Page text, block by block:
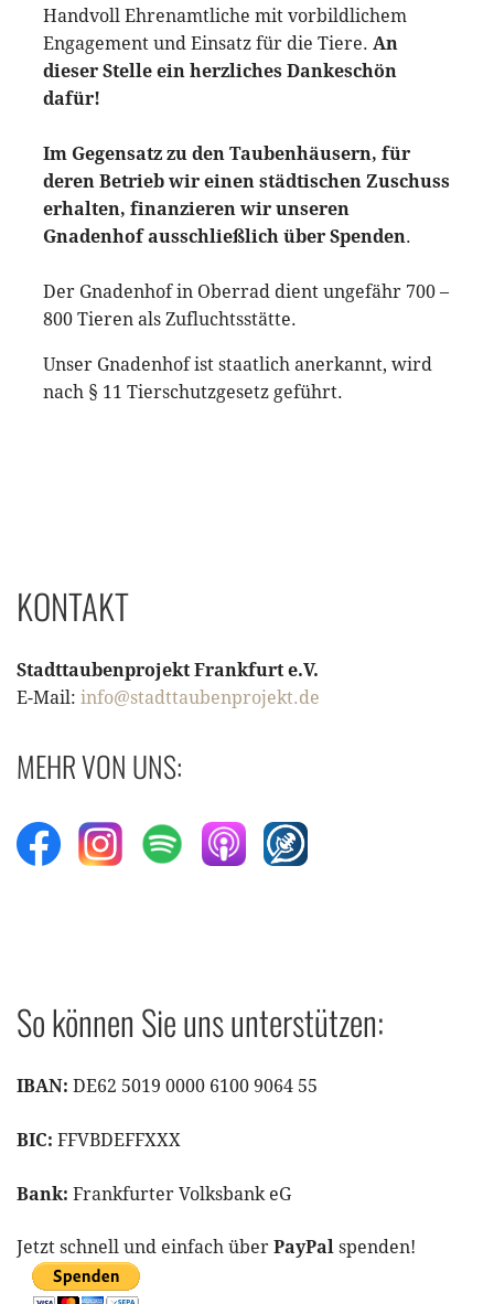
Handvoll Ehrenamtliche mit vorbildlichem
Engagement und Einsatz für die Tiere. An
dieser Stelle ein herzliches Dankeschön
dafür!
Im Gegensatz zu den Taubenhäusern, für
deren Betrieb wir einen städtischen Zuschuss
erhalten, finanzieren wir unseren
Gnadenhof ausschließlich über Spenden.
Der Gnadenhof in Oberrad dient ungefähr 700 –
800 Tieren als Zufluchtsstätte.
Unser Gnadenhof ist staatlich anerkannt, wird
nach § 11 Tierschutzgesetz geführt.
KONTAKT
Stadttaubenprojekt Frankfurt e.V.
E-Mail: info@stadttaubenprojekt.de
MEHR VON UNS:
So können Sie uns unterstützen:
IBAN: DE62 5019 0000 6100 9064 55
BIC: FFVBDEFFXXX
Bank: Frankfurter Volksbank eG
Jetzt schnell und einfach über PayPal spenden!